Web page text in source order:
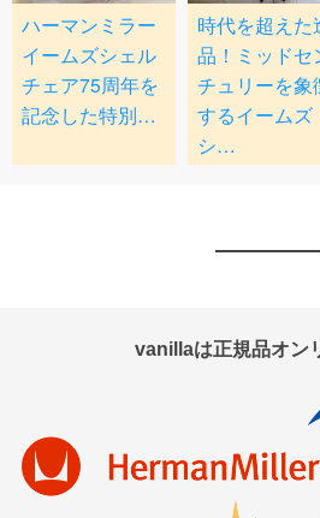
vanillaは正規品オン